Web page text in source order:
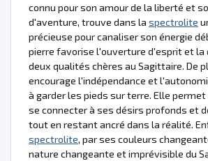
connu pour son amour de la liberté et
d'aventure, trouve dans la spectrolite
précieuse pour canaliser son énergie
pierre favorise l'ouverture d'esprit et la
deux qualités chères au Sagittaire. De
encourage l'indépendance et
à garder les pieds sur terre. Elle
se connecter à ses désirs profonds et
tout en restant ancré dans la réalité.
spectrolite, par ses couleurs
nature changeante et imprévisible du